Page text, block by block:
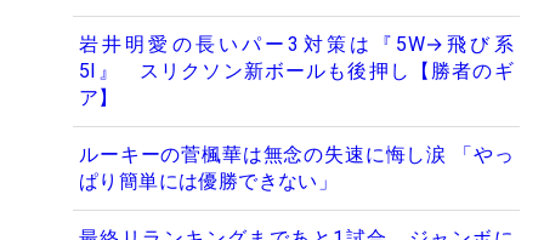
岩井明愛の長いパー3対策は『5W→飛び系
5I』 スリクソン新ボールも後押し【勝者のギ
ア】
ルーキーの菅楓華は無念の失速に悔し涙 「やっ
ぱり簡単には優勝できない」